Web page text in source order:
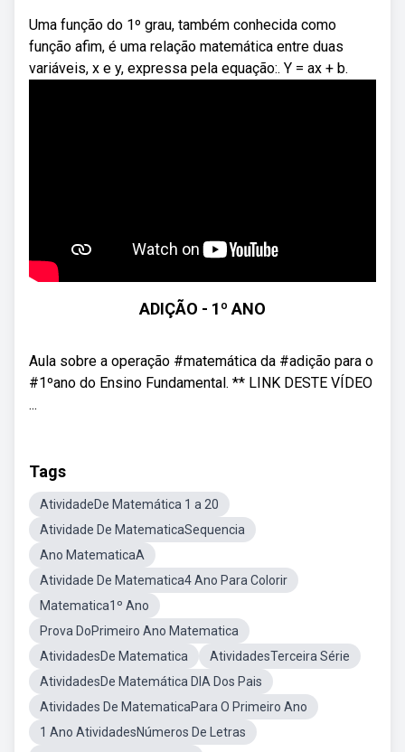
Uma função do 1º grau, também conhecida como
função afim, é uma relação matemática entre duas
variáveis, x e y, expressa pela equação:. Y = ax + b.
ADIÇÃO - 1º ANO
Aula sobre a operação #matemática da #adição para o
#1ºano do Ensino Fundamental. ** LINK DESTE VÍDEO
...
Tags
AtividadeDe Matemática 1 a 20
Atividade De MatematicaSequencia
Ano MatematicaA
Atividade De Matematica4 Ano Para Colorir
Matematica1º Ano
Prova DoPrimeiro Ano Matematica
AtividadesDe Matematica
AtividadesTerceira Série
AtividadesDe Matemática DIA Dos Pais
Atividades De MatematicaPara O Primeiro Ano
1 Ano AtividadesNúmeros De Letras